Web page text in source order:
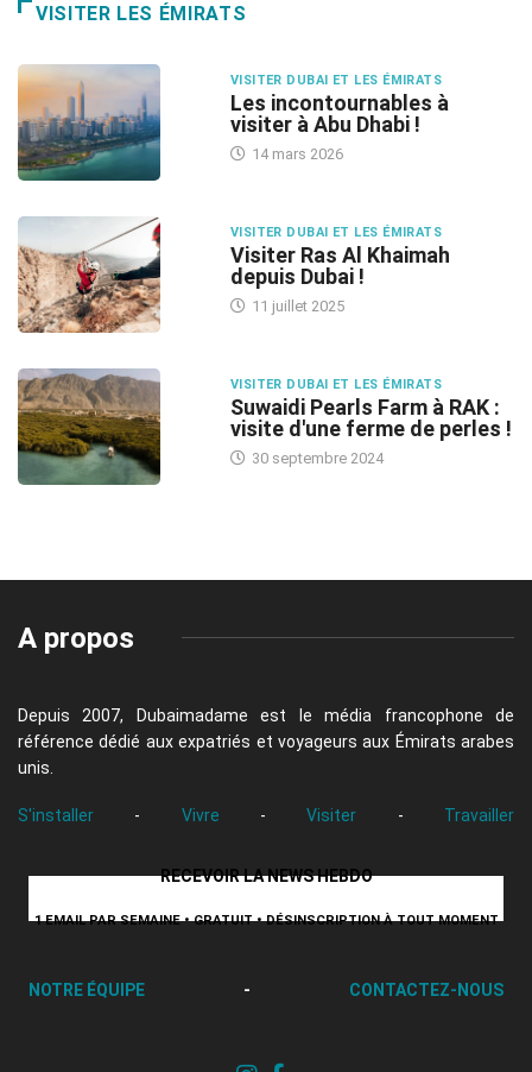
VISITER LES ÉMIRATS
VISITER DUBAI ET LES ÉMIRATS
Les incontournables à
visiter à Abu Dhabi !
14 mars 2026
VISITER DUBAI ET LES ÉMIRATS
Visiter Ras Al Khaimah
depuis Dubai !
11 juillet 2025
VISITER DUBAI ET LES ÉMIRATS
Suwaidi Pearls Farm à RAK :
visite d'une ferme de perles !
30 septembre 2024
A propos
Depuis 2007, Dubaimadame est le média francophone de
référence dédié aux expatriés et voyageurs aux Émirats arabes
unis.
S'installer - Vivre - Visiter - Travailler
RECEVOIR LA NEWS HEBDO
1 EMAIL PAR SEMAINE • GRATUIT • DÉSINSCRIPTION À TOUT MOMENT
NOTRE ÉQUIPE - CONTACTEZ-NOUS